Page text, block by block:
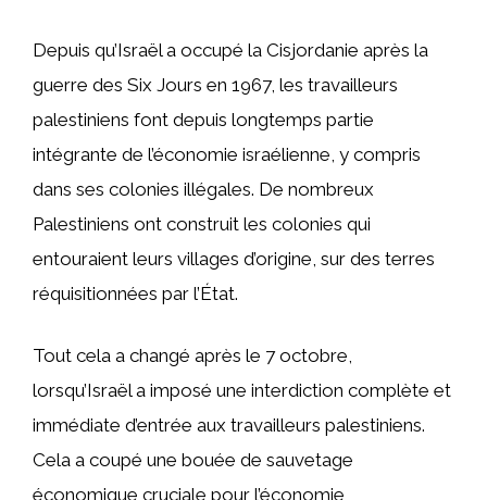
Depuis qu’Israël a occupé la Cisjordanie après la
guerre des Six Jours en 1967, les travailleurs
palestiniens font depuis longtemps partie
intégrante de l’économie israélienne, y compris
dans ses colonies illégales. De nombreux
Palestiniens ont construit les colonies qui
entouraient leurs villages d’origine, sur des terres
réquisitionnées par l’État.
Tout cela a changé après le 7 octobre,
lorsqu’Israël a imposé une interdiction complète et
immédiate d’entrée aux travailleurs palestiniens.
Cela a coupé une bouée de sauvetage
économique cruciale pour l’économie